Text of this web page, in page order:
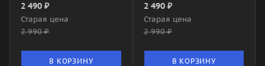
2 490 ₽
Старая цена
2 990₽
В КОРЗИНУ
2 490₽
Старая цена
2 990₽
В КОРЗИНУ